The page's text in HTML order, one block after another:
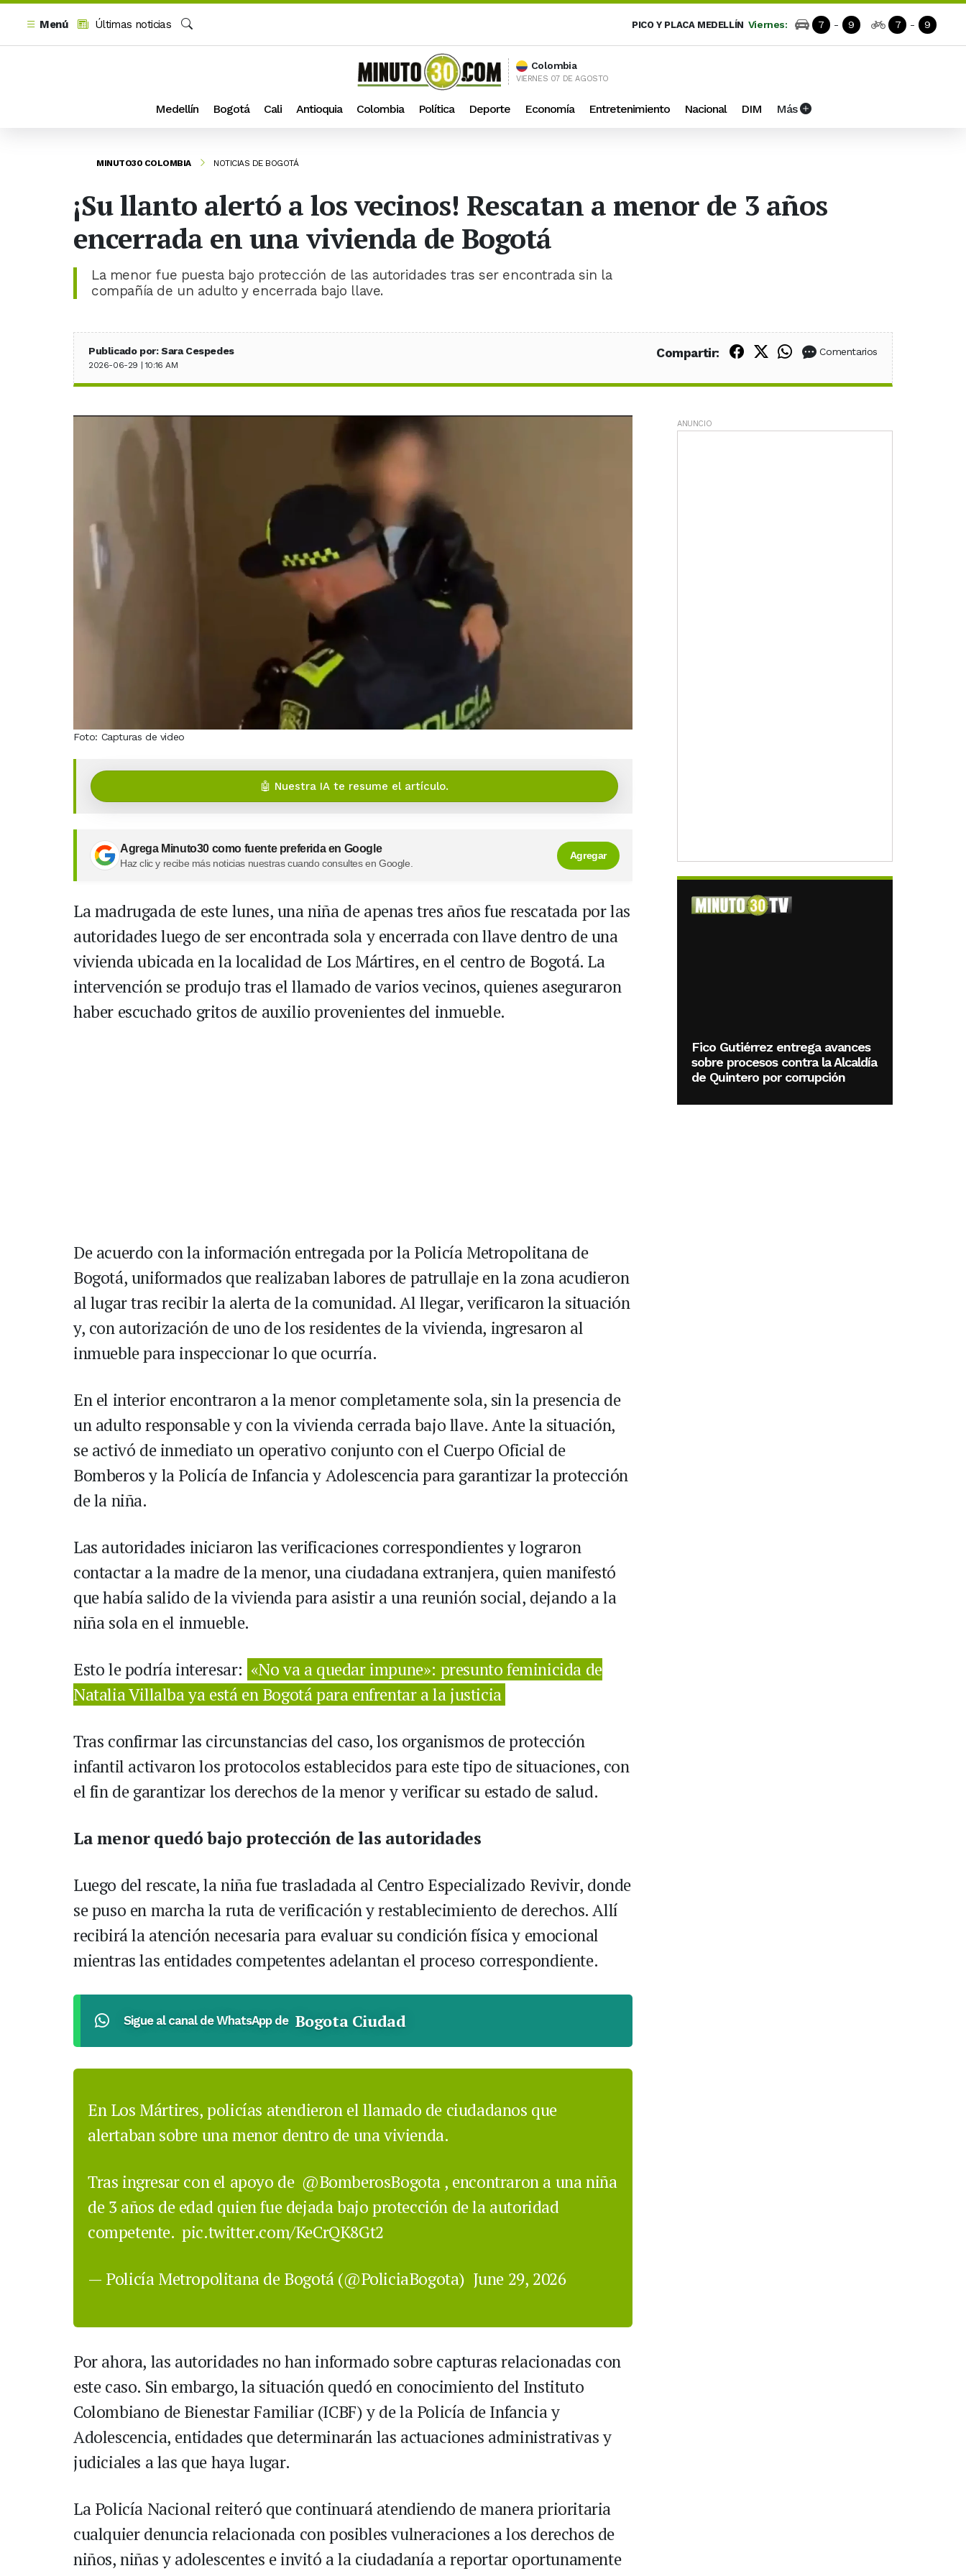
Menú
Últimas noticias
PICO Y PLACA MEDELLÍN Viernes: 7 - 9 7 - 9
Colombia
VIERNES 07 DE AGOSTO
Medellín Bogotá Cali Antioquia Colombia Política Deporte Economía Entretenimiento Nacional DIM Más
MINUTO30 COLOMBIA NOTICIAS DE BOGOTÁ
¡Su llanto alertó a los vecinos! Rescatan a menor de 3 años
encerrada en una vivienda de Bogotá
La menor fue puesta bajo protección de las autoridades tras ser encontrada sin la
compañía de un adulto y encerrada bajo llave.
Publicado por: Sara Cespedes
2026-06-29 | 10:16 AM
Compartir: Compartir en Facebook
Compartir en X (Twitter)
Compartir en WhatsApp
Comentarios
Foto: Capturas de video
🤖 Nuestra IA te resume el artículo.
Agrega Minuto30 como fuente preferida en Google
Haz clic y recibe más noticias nuestras cuando consultes en Google.
Agregar
La madrugada de este lunes, una niña de apenas tres años fue rescatada por las
autoridades luego de ser encontrada sola y encerrada con llave dentro de una
vivienda ubicada en la localidad de Los Mártires, en el centro de Bogotá. La
intervención se produjo tras el llamado de varios vecinos, quienes aseguraron
haber escuchado gritos de auxilio provenientes del inmueble.
De acuerdo con la información entregada por la Policía Metropolitana de
Bogotá, uniformados que realizaban labores de patrullaje en la zona acudieron
al lugar tras recibir la alerta de la comunidad. Al llegar, verificaron la situación
y, con autorización de uno de los residentes de la vivienda, ingresaron al
inmueble para inspeccionar lo que ocurría.
En el interior encontraron a la menor completamente sola, sin la presencia de
un adulto responsable y con la vivienda cerrada bajo llave. Ante la situación,
se activó de inmediato un operativo conjunto con el Cuerpo Oficial de
Bomberos y la Policía de Infancia y Adolescencia para garantizar la protección
de la niña.
Las autoridades iniciaron las verificaciones correspondientes y lograron
contactar a la madre de la menor, una ciudadana extranjera, quien manifestó
que había salido de la vivienda para asistir a una reunión social, dejando a la
niña sola en el inmueble.
Esto le podría interesar: «No va a quedar impune»: presunto feminicida de
Natalia Villalba ya está en Bogotá para enfrentar a la justicia
Tras confirmar las circunstancias del caso, los organismos de protección
infantil activaron los protocolos establecidos para este tipo de situaciones, con
el fin de garantizar los derechos de la menor y verificar su estado de salud.
La menor quedó bajo protección de las autoridades
Luego del rescate, la niña fue trasladada al Centro Especializado Revivir, donde
se puso en marcha la ruta de verificación y restablecimiento de derechos. Allí
recibirá la atención necesaria para evaluar su condición física y emocional
mientras las entidades competentes adelantan el proceso correspondiente.
Sigue al canal de WhatsApp de Bogota Ciudad
En Los Mártires, policías atendieron el llamado de ciudadanos que
alertaban sobre una menor dentro de una vivienda.
Tras ingresar con el apoyo de @BomberosBogota, encontraron a una niña
de 3 años de edad quien fue dejada bajo protección de la autoridad
competente. pic.twitter.com/KeCrQK8Gt2
— Policía Metropolitana de Bogotá (@PoliciaBogota) June 29, 2026
Por ahora, las autoridades no han informado sobre capturas relacionadas con
este caso. Sin embargo, la situación quedó en conocimiento del Instituto
Colombiano de Bienestar Familiar (ICBF) y de la Policía de Infancia y
Adolescencia, entidades que determinarán las actuaciones administrativas y
judiciales a las que haya lugar.
La Policía Nacional reiteró que continuará atendiendo de manera prioritaria
cualquier denuncia relacionada con posibles vulneraciones a los derechos de
niños, niñas y adolescentes e invitó a la ciudadanía a reportar oportunamente
ANUNCIO
Fico Gutiérrez entrega avances
sobre procesos contra la Alcaldía
de Quintero por corrupción